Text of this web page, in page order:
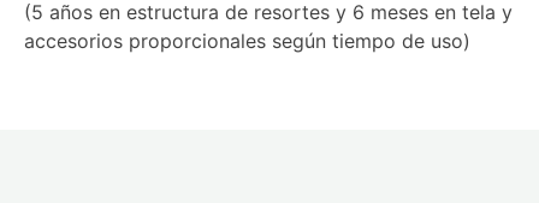
(5 años en estructura de resortes y 6 meses en tela y
accesorios proporcionales según tiempo de uso)